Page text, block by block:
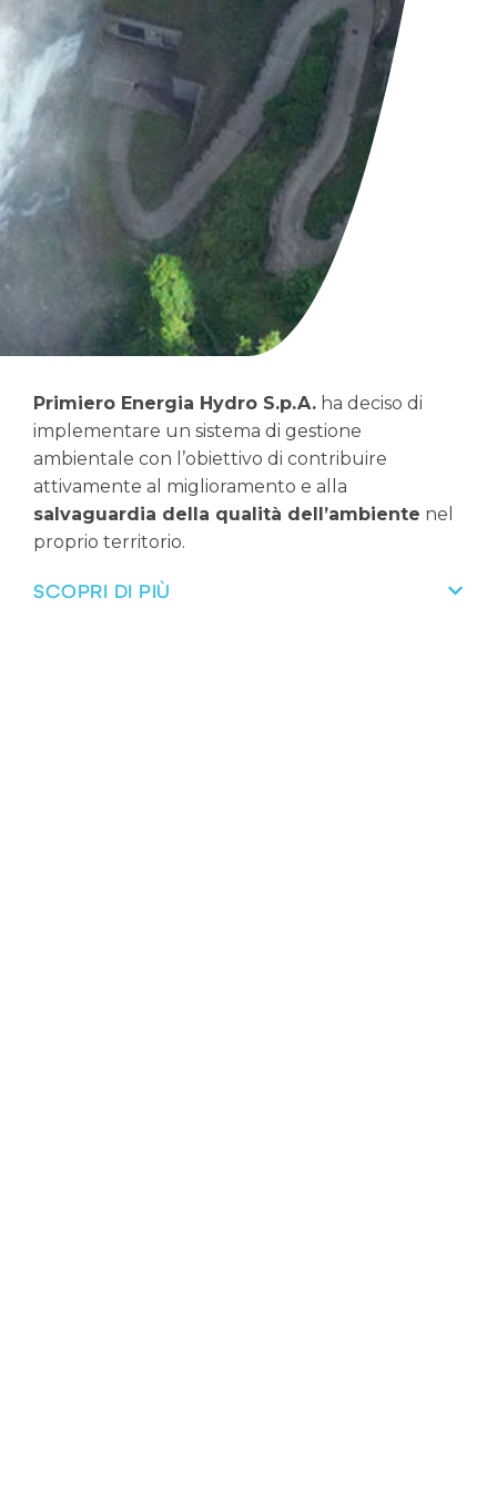
Primiero Energia Hydro S.p.A. ha deciso di
implementare un sistema di gestione
ambientale con l’obiettivo di contribuire
attivamente al miglioramento e alla
salvaguardia della qualità dell’ambiente nel
proprio territorio.
SCOPRI DI PIÙ